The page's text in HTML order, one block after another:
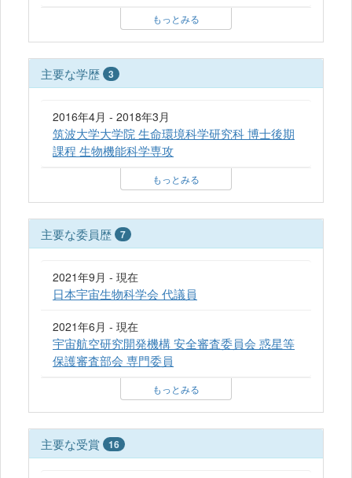
もっとみる
主要な学歴 3
2016年4月 - 2018年3月
筑波大学大学院 生命環境科学研究科 博士後期
課程 生物機能科学専攻
もっとみる
主要な委員歴 7
2021年9月 - 現在
日本宇宙生物科学会 代議員
2021年6月 - 現在
宇宙航空研究開発機構 安全審査委員会 惑星等
保護審査部会 専門委員
もっとみる
主要な受賞 16